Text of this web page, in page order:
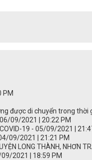
PM
được di chuyển trong
06/09/2021 | 20:22 PM
COVID-19 - 05/09/2021 |
04/09/2021 | 21:21 PM
LONG THÀNH, NHƠN
09/2021 | 18:59 PM